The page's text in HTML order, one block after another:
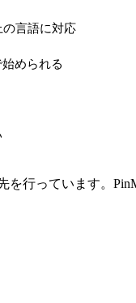
の言語に対応
められる
を行っています。